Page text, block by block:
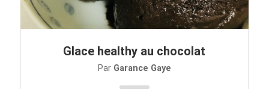
Glace healthy au chocolat
Par Garance Gaye